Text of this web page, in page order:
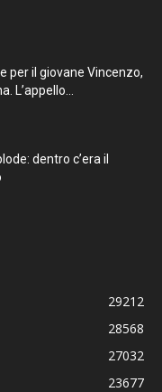
per il giovane Vincenzo,
L’appello...
dentro c’era il
29212
28568
27032
23677